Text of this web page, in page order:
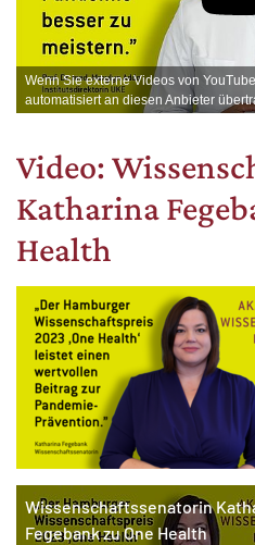
Wenn Sie externe Videos von
automatisiert an diesen Anbieter
Video:
Katharina
Health
Wissenschaftssenatorin
Fegebank zu One Health